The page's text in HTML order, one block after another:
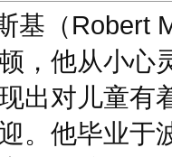
基（Robert
，他从小心
出对儿童有
。他毕业于